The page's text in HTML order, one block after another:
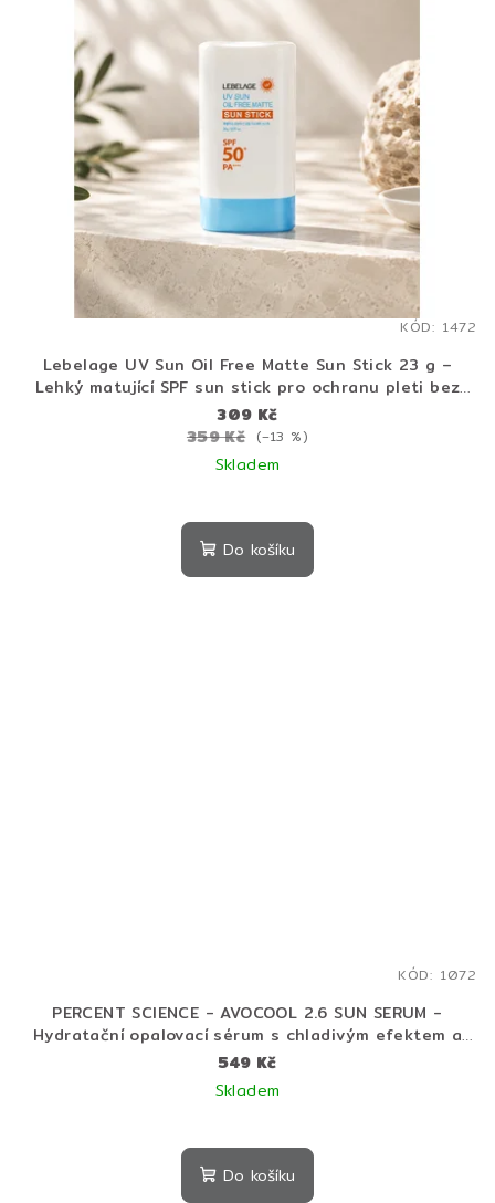
Lebelage UV Sun Oil Free Matte Sun Stick 23 g –
Lehký matující SPF sun stick pro ochranu pleti bez
mastného filmu
309 Kč
359 Kč (–13 %)
Skladem
Do košíku
KÓD: 1472
PERCENT SCIENCE - AVOCOOL 2.6 SUN SERUM -
Hydratační opalovací sérum s chladivým efektem a
vysokou UV ochranou SPF 50+ PA++++ 40 ml
549 Kč
Skladem
Do košíku
KÓD: 1072